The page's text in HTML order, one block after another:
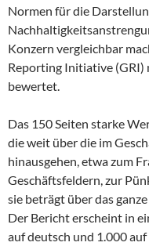
Normen für die
Konzern vergleichbar
Reporting Initiative (GRI)
bewertet.
Das 150 Seiten starke
die weit über die im
hinausgehen, etwa zum
Geschäftsfeldern, zur
sie beträgt über das
Der Bericht erscheint in
auf deutsch und 1.000